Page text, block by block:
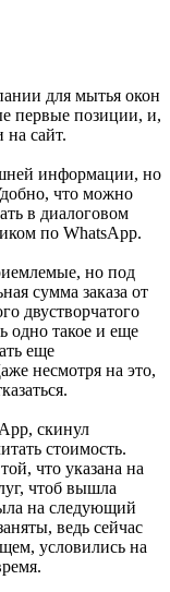
для мытья окон
первые позиции, и,
на сайт.
информации, но
что можно
в диалоговом
по WhatsApp.
но под
сумма заказа от
двустворчатого
одно такое и еще
еще
несмотря на это,
скинул
стоимость.
что указана на
чтоб вышла
на следующий
ведь сейчас
условились на